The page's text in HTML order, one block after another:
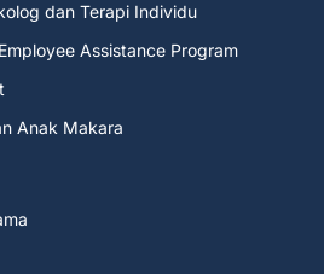
dan Terapi Individu
Assistance Program
Anak Makara